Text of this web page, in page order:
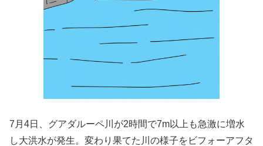
7月4日、グアダルーペ川が2時間で7m以上も急激に増水
し大洪水が発生。変わり果てた川の様子をビフォーアフタ